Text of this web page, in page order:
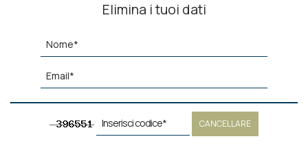
ALLOGGIO
Elimina i tuoi dati
CANCELLARE